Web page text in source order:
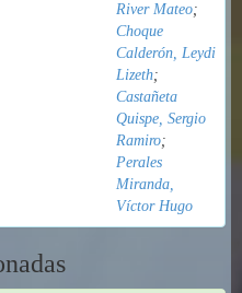
River Mateo;
Choque
Calderón, Leydi
Lizeth;
Castañeta
Quispe, Sergio
Ramiro;
Perales
Miranda,
Víctor Hugo